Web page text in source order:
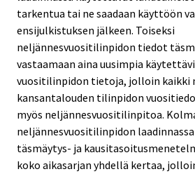
tarkentua tai ne saadaan käyttöön
ensijulkistuksen jälkeen. Toiseksi
neljännesvuositilinpidon tiedot
vastaamaan aina uusimpia
vuositilinpidon tietoja, jolloin kaikki
kansantalouden tilinpidon
myös neljännesvuositilinpitoa.
neljännesvuositilinpidon
täsmäytys- ja
koko aikasarjan yhdellä kertaa,